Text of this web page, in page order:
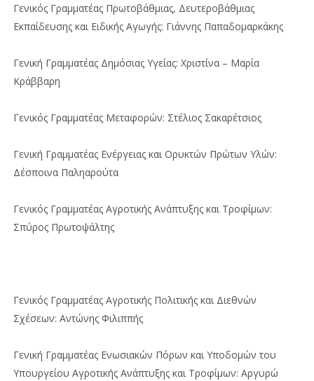
Γενικός Γραμματέας Πρωτοβάθμιας, Δευτεροβάθμιας
Εκπαίδευσης και Ειδικής Αγωγής: Γιάννης Παπαδομαρκάκης
Γενική Γραμματέας Δημόσιας Υγείας: Χριστίνα – Μαρία
Κράββαρη
Γενικός Γραμματέας Μεταφορών: Στέλιος Σακαρέτσιος
Γενική Γραμματέας Ενέργειας και Ορυκτών Πρώτων Υλών:
Δέσποινα Παληαρούτα
Γενικός Γραμματέας Αγροτικής Ανάπτυξης και Τροφίμων:
Σπύρος Πρωτοψάλτης
Γενικός Γραμματέας Αγροτικής Πολιτικής και Διεθνών
Σχέσεων: Αντώνης Φιλιππής
Γενική Γραμματέας Ενωσιακών Πόρων και Υποδομών του
Υπουργείου Αγροτικής Ανάπτυξης και Τροφίμων: Αργυρώ